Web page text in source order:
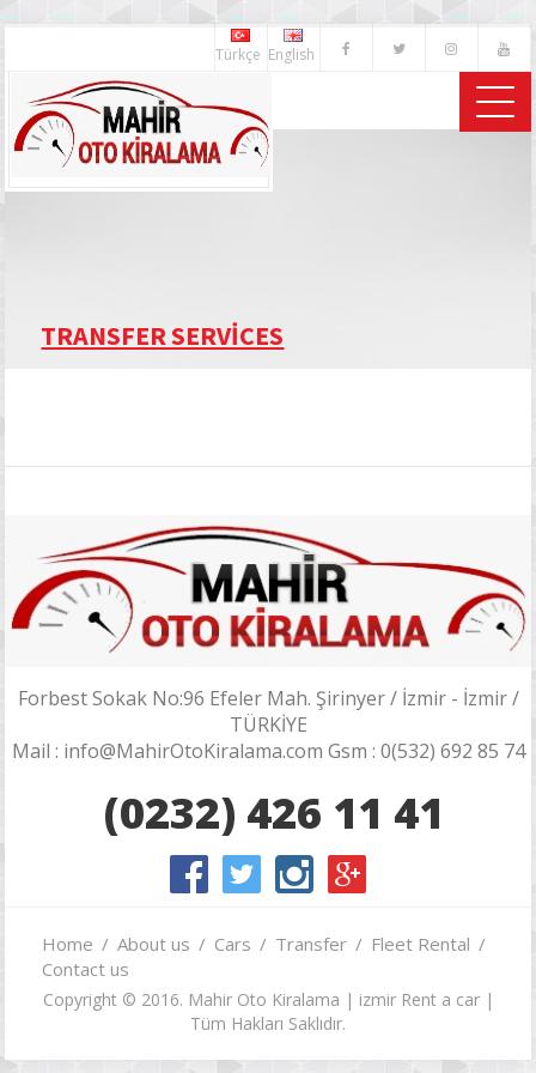
Türkçe English
TRANSFER SERVİCES
Forbest Sokak No:96 Efeler Mah. Şirinyer / İzmir - İzmir /
TÜRKİYE
Mail : info@MahirOtoKiralama.com Gsm : 0(532) 692 85 74
(0232) 426 11 41
Home About us Cars Transfer
Fleet Rental
Contact us
Copyright © 2016. Mahir Oto Kiralama | izmir Rent a car |
Tüm Hakları Saklıdır.